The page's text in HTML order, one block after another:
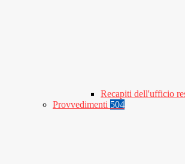
Recapiti dell'ufficio
Provvedimenti 504